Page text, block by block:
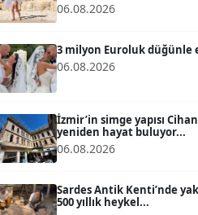
Köşe Yazarı
06.08.2026
3 milyon Euroluk düğünle
06.08.2026
İzmir’in simge yapısı
yeniden hayat buluyor...
06.08.2026
Sardes Antik Kenti’nde
500 yıllık heykel...